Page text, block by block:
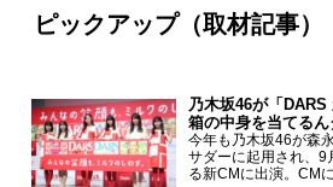
ピックアップ（取材記事）
乃木坂46が「DARS
箱の中身を当てる
今年も乃木坂46が森
サダーに起用され、9
る新CMに出演。CM